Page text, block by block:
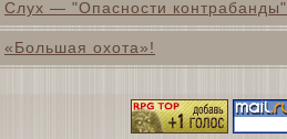
Слух — "Опасности контрабанды"
«Большая охота»!